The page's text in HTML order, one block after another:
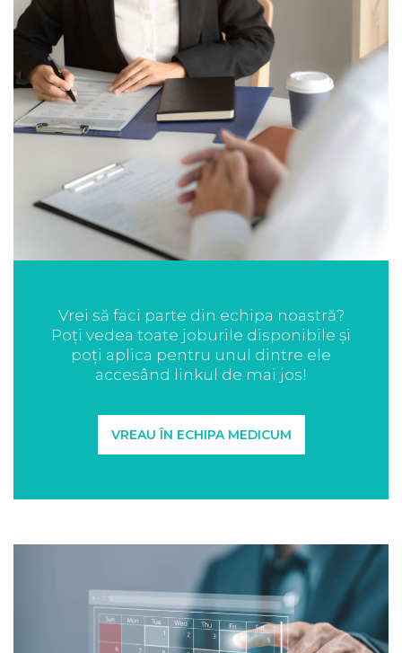
Vrei să faci parte din echipa noastră?
Poți vedea toate joburile disponibile și
poți aplica pentru unul dintre ele
accesând linkul de mai jos!
VREAU ÎN ECHIPA MEDICUM